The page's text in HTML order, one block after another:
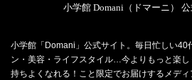
小学館 Domani（ドマーニ）
小学館「Domani」公式サイト。毎日忙しい40
ン・美容・ライフスタイル…今よりもっと楽
持ちよくなれる！こと限定でお届けするメディ